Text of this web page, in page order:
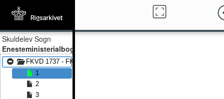
Skuldelev Sogn
Enesteministerialbog
FKVD 1737 - FKVD 1803
1
2
3